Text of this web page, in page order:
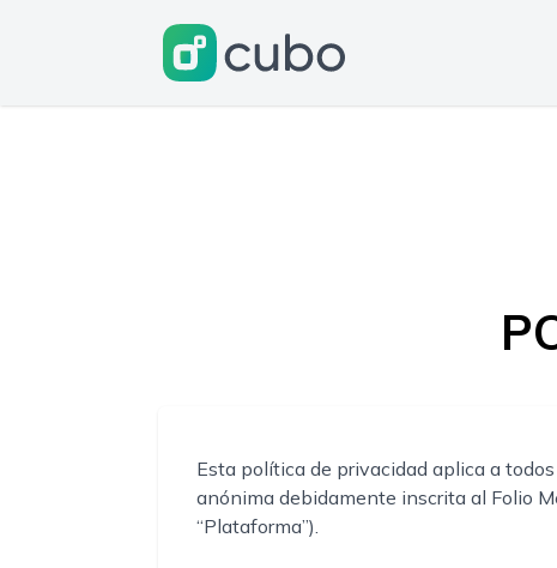
Esta política de privacidad aplica a
anónima debidamente inscrita al Folio
“Plataforma”).